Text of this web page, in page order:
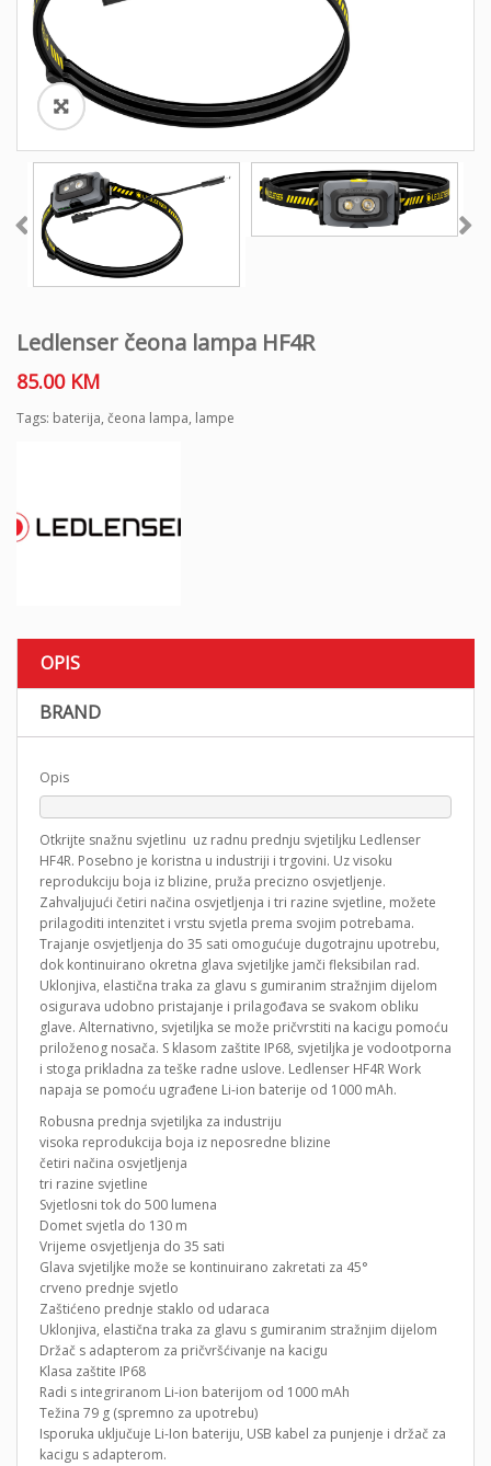
o
n
Ledlenser čeona lampa HF4R
85.00 KM
Tags: baterija, čeona lampa, lampe
OPIS
BRAND
Opis
Otkrijte snažnu svjetlinu uz radnu prednju svjetiljku Ledlenser
HF4R. Posebno je koristna u industriji i trgovini. Uz visoku
reprodukciju boja iz blizine, pruža precizno osvjetljenje.
Zahvaljujući četiri načina osvjetljenja i tri razine svjetline, možete
prilagoditi intenzitet i vrstu svjetla prema svojim potrebama.
Trajanje osvjetljenja do 35 sati omogućuje dugotrajnu upotrebu,
dok kontinuirano okretna glava svjetiljke jamči fleksibilan rad.
Uklonjiva, elastična traka za glavu s gumiranim stražnjim dijelom
osigurava udobno pristajanje i prilagođava se svakom obliku
glave. Alternativno, svjetiljka se može pričvrstiti na kacigu pomoću
priloženog nosača. S klasom zaštite IP68, svjetiljka je vodootporna
i stoga prikladna za teške radne uslove. Ledlenser HF4R Work
napaja se pomoću ugrađene Li-ion baterije od 1000 mAh.
Robusna prednja svjetiljka za industriju
visoka reprodukcija boja iz neposredne blizine
četiri načina osvjetljenja
tri razine svjetline
Svjetlosni tok do 500 lumena
Domet svjetla do 130 m
Vrijeme osvjetljenja do 35 sati
Glava svjetiljke može se kontinuirano zakretati za 45°
crveno prednje svjetlo
Zaštićeno prednje staklo od udaraca
Uklonjiva, elastična traka za glavu s gumiranim stražnjim dijelom
Držač s adapterom za pričvršćivanje na kacigu
Klasa zaštite IP68
Radi s integriranom Li-ion baterijom od 1000 mAh
Težina 79 g (spremno za upotrebu)
Isporuka uključuje Li-Ion bateriju, USB kabel za punjenje i držač za
kacigu s adapterom.